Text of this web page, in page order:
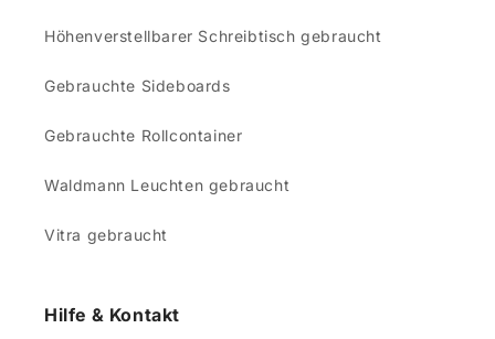
Höhenverstellbarer Schreibtisch gebraucht
Gebrauchte Sideboards
Gebrauchte Rollcontainer
Waldmann Leuchten gebraucht
Vitra gebraucht
Hilfe & Kontakt